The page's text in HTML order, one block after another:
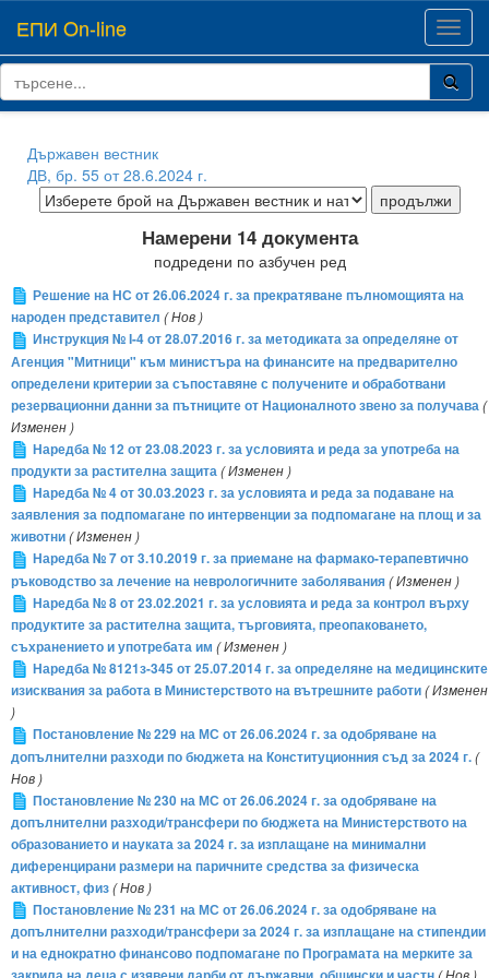
ЕПИ On-line
Държавен вестник
ДВ, бр. 55 от 28.6.2024 г.
Намерени 14 документа
подредени по азбучен ред
Решение на НС от 26.06.2024 г. за прекратяване пълномощията на
народен представител ( Нов )
Инструкция № І-4 от 28.07.2016 г. за методиката за определяне от
Агенция "Митници" към министъра на финансите на предварително
определени критерии за съпоставяне с получените и обработвани
резервационни данни за пътниците от Националното звено за получава(
Изменен )
Наредба № 12 от 23.08.2023 г. за условията и реда за употреба на
продукти за растителна защита( Изменен )
Наредба № 4 от 30.03.2023 г. за условията и реда за подаване на
заявления за подпомагане по интервенции за подпомагане на площ и за
животни( Изменен )
Наредба № 7 от 3.10.2019 г. за приемане на фармако-терапевтично
ръководство за лечение на неврологичните заболявания( Изменен )
Наредба № 8 от 23.02.2021 г. за условията и реда за контрол върху
продуктите за растителна защита, търговията, преопаковането,
съхранението и употребата им ( Изменен )
Наредба № 8121з-345 от 25.07.2014 г. за определяне на медицинските
изисквания за работа в Министерството на вътрешните работи( Изменен
)
Постановление № 229 на МС от 26.06.2024 г. за одобряване на
допълнителни разходи по бюджета на Конституционния съд за 2024 г.(
Нов )
Постановление № 230 на МС от 26.06.2024 г. за одобряване на
допълнителни разходи/трансфери по бюджета на Министерството на
образованието и науката за 2024 г. за изплащане на минимални
диференцирани размери на паричните средства за физическа
активност, физ( Нов )
Постановление № 231 на МС от 26.06.2024 г. за одобряване на
допълнителни разходи/трансфери за 2024 г. за изплащане на стипендии
и на еднократно финансово подпомагане по Програмата на мерките за